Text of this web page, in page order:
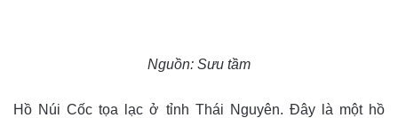
Nguồn: Sưu tầm
Hồ Núi Cốc tọa lạc ở tỉnh Thái Nguyên. Đây là một hồ